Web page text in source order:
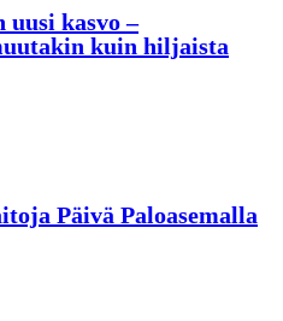
kasvo –
kuin hiljaista
Päivä Paloasemalla